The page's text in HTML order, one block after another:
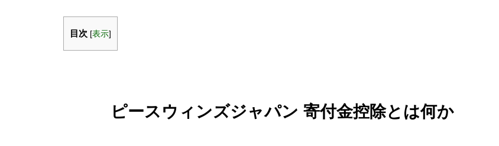
目次 [表示]
ピースウィンズジャパン 寄付金控除とは何か